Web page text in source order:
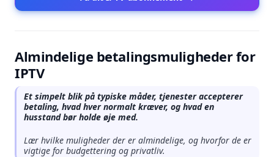
Almindelige betalingsmuligheder for
IPTV
Et simpelt blik på typiske måder, tjenester accepterer
betaling, hvad hver normalt kræver, og hvad en
husstand bør holde øje med.
Lær hvilke muligheder der er almindelige, og hvorfor de er
vigtige for budgettering og privatliv.